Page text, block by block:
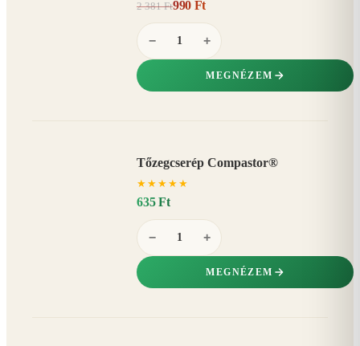
2 381 Ft990 Ft
− +
MEGNÉZEM
Tőzegcserép Compastor®
★ ★ ★ ★ ★
635 Ft
− +
MEGNÉZEM